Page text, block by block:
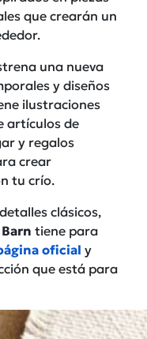
que crearán un
una nueva
y diseños
ilustraciones
artículos de
y regalos
crear
tu crío.
clásicos,
tiene para
oficial y
que está para